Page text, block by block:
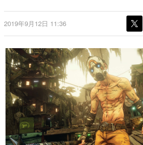
『うつヌケ』『ペンと箸』等
一先生によるゲーム業界レポー
なんでゲームは面白い？
ゲーム開発者・hamatsu氏がゲ
具体的な形から解き明かしてい
です。
ゲームが変えた日本語
「経験値」「裏技」「ラスボ
の起源や用法の変遷を、コンピ
イニーP氏が徹底調査。
カテゴリ
2019年9月12日 11:36